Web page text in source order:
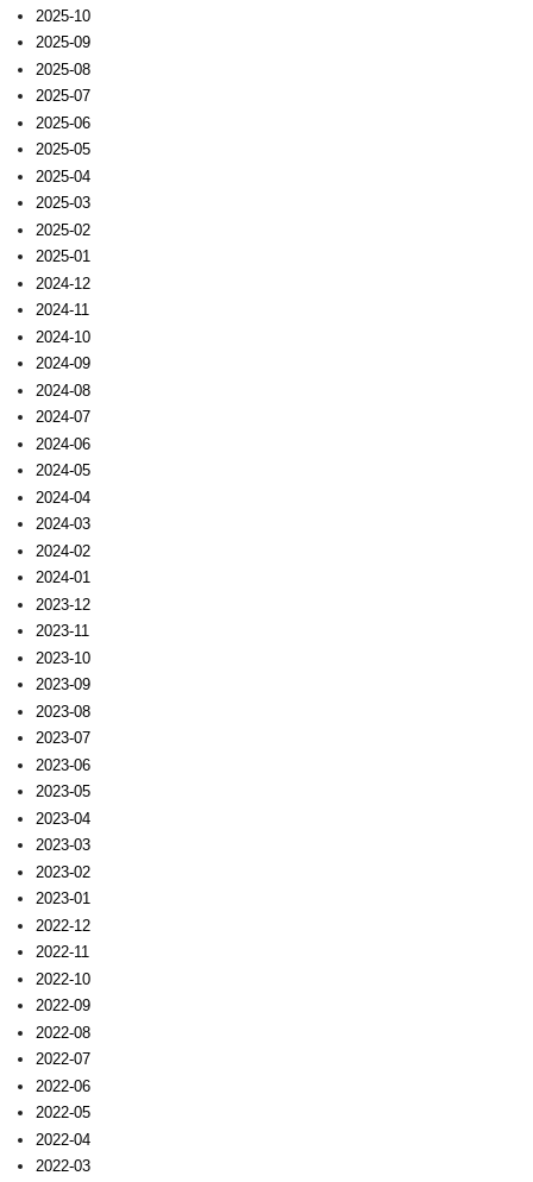
2025-10
2025-09
2025-08
2025-07
2025-06
2025-05
2025-04
2025-03
2025-02
2025-01
2024-12
2024-11
2024-10
2024-09
2024-08
2024-07
2024-06
2024-05
2024-04
2024-03
2024-02
2024-01
2023-12
2023-11
2023-10
2023-09
2023-08
2023-07
2023-06
2023-05
2023-04
2023-03
2023-02
2023-01
2022-12
2022-11
2022-10
2022-09
2022-08
2022-07
2022-06
2022-05
2022-04
2022-03